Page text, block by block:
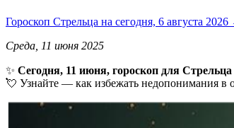
Гороскоп Стрельца на сегодня, 6 августа 2026
Среда, 11 июня 2025
✨ Сегодня, 11 июня, гороскоп для Стрельца
💘 Узнайте — как избежать недопонимания в